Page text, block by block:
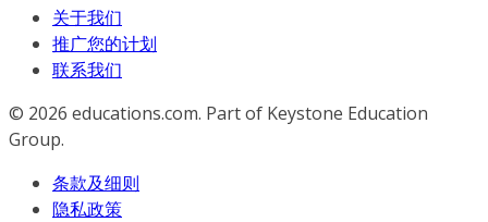
关于我们
推广您的计划
联系我们
© 2026 educations.com. Part of Keystone Education
Group.
条款及细则
隐私政策